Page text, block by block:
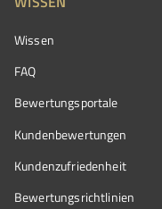
Wissen
FAQ
Bewertungsportale
Kundenbewertungen
Kundenzufriedenheit
Bewertungs­richtlinien